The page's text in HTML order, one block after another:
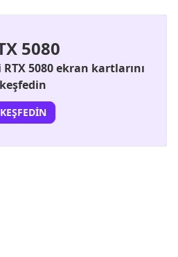
5080
5080 ekran kartlarını
keşfedin
KEŞFEDIN